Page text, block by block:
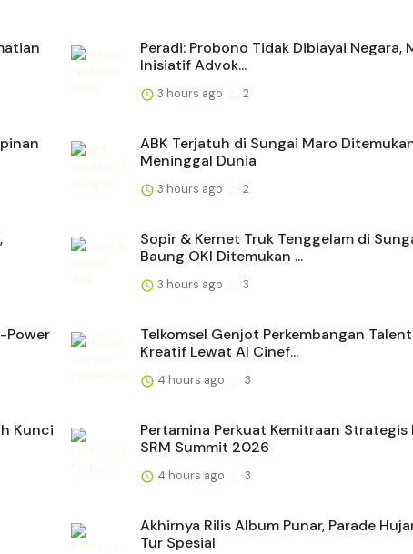
Peradi: Probono Tidak Dibiayai Negara,
Inisiatif Advok...
3 hours ago 2
ABK Terjatuh di Sungai Maro
Meninggal Dunia
3 hours ago 2
Sopir & Kernet Truk Tenggelam di
Baung OKI Ditemukan ...
3 hours ago 3
Power
Telkomsel Genjot Perkembangan
Kreatif Lewat AI Cinef...
4 hours ago 3
Kunci
Pertamina Perkuat Kemitraan Strategis
SRM Summit 2026
4 hours ago 3
Akhirnya Rilis Album Punar, Parade
Tur Spesial